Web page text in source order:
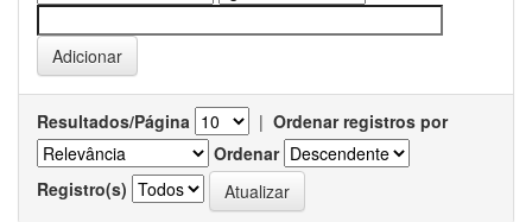
Resultados/Página | Ordenar registros por
Ordenar
Registro(s)